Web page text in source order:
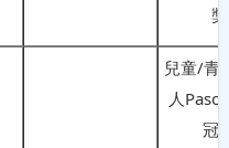
獎
兒童/青
人Paso
冠